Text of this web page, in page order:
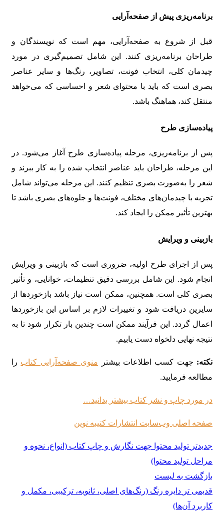
برنامه‌ریزی پیش از صفحه‌آرایی
قبل از شروع به صفحه‌آرایی، مهم است که نویسندگان و
طراحان برنامه‌ریزی کنند. این شامل تصمیم‌گیری در مورد
چیدمان کلی، انتخاب فونت، تصاویر، رنگ‌ها و سایر عناصر
بصری است که باید با محتوای شعر و احساسی که می‌خواهد
منتقل کند، هماهنگ باشد.
پیاده‌سازی طرح
پس از برنامه‌ریزی، مرحله پیاده‌سازی طرح آغاز می‌شود. در
این مرحله، طراحان باید عناصر انتخاب شده را به کار ببرند و
شعر را به‌صورت بصری تنظیم کنند. این مرحله می‌تواند شامل
تجربه با چیدمان‌های مختلف، فونت‌ها و جلوه‌های بصری باشد تا
بهترین تأثیر ممکن را ایجاد کند.
بازبینی و ویرایش
پس از اجرای طرح اولیه، ضروری است که بازبینی و ویرایش
انجام شود. این شامل بررسی دقیق تنظیمات، خوانایی، و تأثیر
بصری کلی است. همچنین، ممکن است نیاز باشد بازخوردها از
سایرین دریافت شود و تغییرات لازم بر اساس این بازخوردها
اعمال گردد. این فرآیند ممکن است چندین بار تکرار شود تا به
نتیجه نهایی دلخواه دست یابیم.
نکته: جهت کسب اطلاعات بیشتر منوی صفحه‌آرایی کتاب را
مطالعه فرمایید.
در مورد چاپ و نشر کتاب بیشتر بدانید…
صفحه اصلی وب‌سایت انتشارات کتیبه نوین
جدیدتر تولید محتوا جهت نگارش و چاپ کتاب (انواع، نحوه و
مراحل تولید محتوا)
بازگشت به لیست
قدیمی تر دایره رنگ (رنگ‌های اصلی، ثانویه، ترکیبی، مکمل و
کاربرد آن‌ها)